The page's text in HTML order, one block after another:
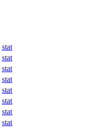
stat
stat
stat
stat
stat
stat
stat
stat